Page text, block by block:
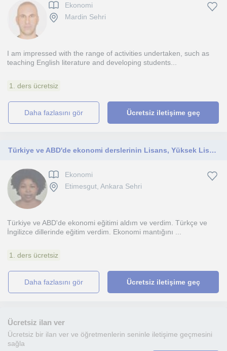
Ekonomi
Mardin Sehri
I am impressed with the range of activities undertaken, such as
teaching English literature and developing students...
1. ders ücretsiz
daha fazlasını gör Ücretsiz iletişime geç
Türkiye ve ABD'de ekonomi derslerinin Lisans, Yüksek Lisans ve Doktora seviyesinde aldım. Lisan öğrencilerine ders verebilirim.
Ekonomi
Etimesgut, Ankara Sehri
Türkiye ve ABD'de ekonomi eğitimi aldım ve verdim. Türkçe ve
İngilizce dillerinde eğitim verdim. Ekonomi mantığını ...
1. ders ücretsiz
daha fazlasını gör Ücretsiz iletişime geç
Ücretsiz ilan ver
Ücretsiz bir ilan ver ve öğretmenlerin seninle iletişime geçmesini
sağla